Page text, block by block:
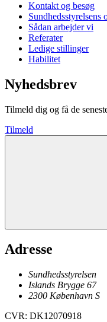
Kontakt og besøg
Sundhedsstyrelsens
Sådan arbejder vi
Referater
Ledige stillinger
Habilitet
Nyhedsbrev
Tilmeld dig og få de
Tilmeld
Adresse
Sundhedsstyrelsen
Islands Brygge 67
2300 København S
CVR: DK12070918